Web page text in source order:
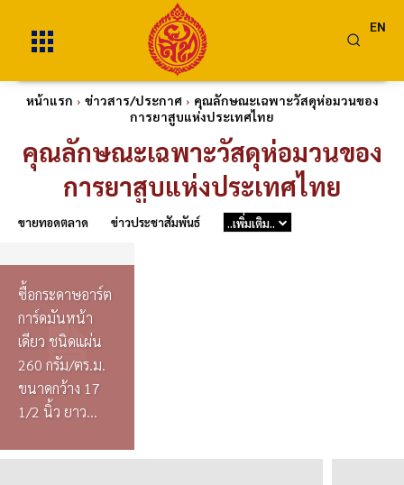
EN
หน้าแรก ข่าวสาร/ประกาศ
คุณลักษณะเฉพาะวัสดุห่อมวนของ
การยาสูบแห่งประเทศไทย
คุณลักษณะเฉพาะวัสดุห่อมวนของ
การยาสูบแห่งประเทศไทย
ขายทอดตลาด ข่าวประชาสัมพันธ์ ..เพิ่มเติม..
ซื้อกระดาษอาร์ต
การ์ดมันหน้า
เดียว ชนิดแผ่น
260 กรัม/ตร.ม.
ขนาดกว้าง 17
1/2 นิ้ว ยาว...